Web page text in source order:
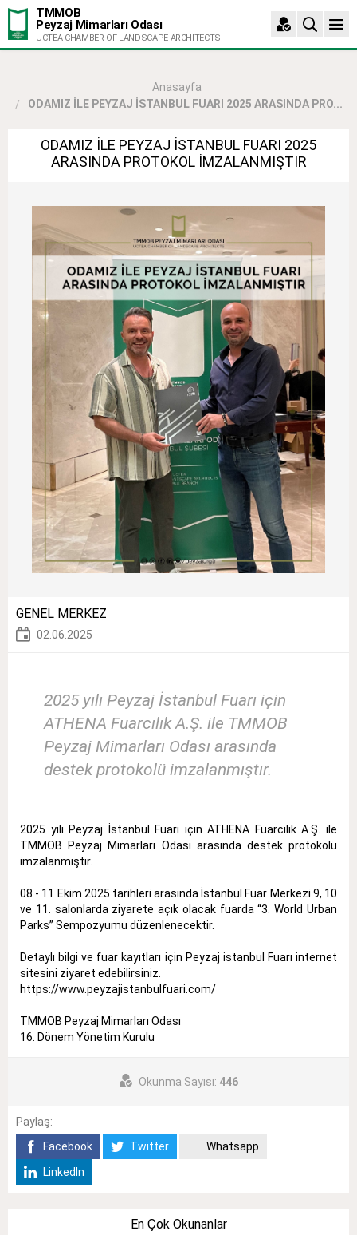
TMMOB
Peyzaj Mimarları Odası
UCTEA CHAMBER OF LANDSCAPE ARCHITECTS
Anasayfa
ODAMIZ İLE PEYZAJ İSTANBUL FUARI 2025 ARASINDA PRO...
ODAMIZ İLE PEYZAJ İSTANBUL FUARI 2025
ARASINDA PROTOKOL İMZALANMIŞTIR
GENEL MERKEZ
02.06.2025
2025 yılı Peyzaj İstanbul Fuarı için
ATHENA Fuarcılık A.Ş. ile TMMOB
Peyzaj Mimarları Odası arasında
destek protokolü imzalanmıştır.
2025 yılı Peyzaj İstanbul Fuarı için ATHENA Fuarcılık A.Ş. ile
TMMOB Peyzaj Mimarları Odası arasında destek protokolü
imzalanmıştır.
08 - 11 Ekim 2025 tarihleri arasında İstanbul Fuar Merkezi 9, 10
ve 11. salonlarda ziyarete açık olacak fuarda “3. World Urban
Parks” Sempozyumu düzenlenecektir.
Detaylı bilgi ve fuar kayıtları için Peyzaj istanbul Fuarı internet
sitesini ziyaret edebilirsiniz.
https://www.peyzajistanbulfuari.com/
TMMOB Peyzaj Mimarları Odası
16. Dönem Yönetim Kurulu
Okunma Sayısı: 446
Paylaş:
Facebook
Twitter
Whatsapp
LinkedIn
En Çok Okunanlar